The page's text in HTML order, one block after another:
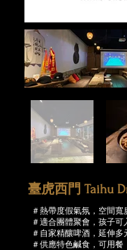
臺虎西門 Taihu
＃熱帶度假氣氛，空間寬
＃適合團體聚會，孩子可
＃自家精釀啤酒，延伸多
​＃供應特色鹹食，可用餐